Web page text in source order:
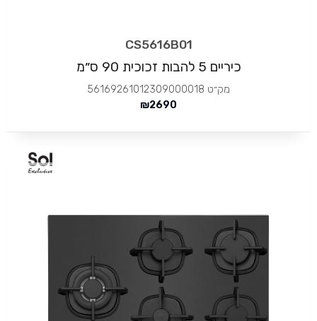
CS5616B01
כיריים 5 להבות זכוכית 90 ס״מ
מק״ט 56169261012309000018
2690
₪